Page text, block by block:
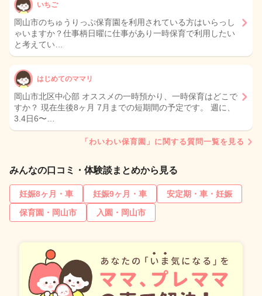
いちご
岡山市のちゅうりっぷ保育園を利用されている方はいらっし
ゃいますか？仕事柄日曜に仕事があり一時保育で利用したい
と考えてい…
はじめてのママリ
岡山市北区中心部 オススメの一時預かり、一時保育はどこで
すか？ 現在生後8ヶ月 7月までの短期間の予定です。 週に、
3.4日6〜…
「わいわい保育園」に関する質問一覧を見る
みんなの口コミ・体験談まとめから見る
妊娠8ヶ月・車 妊娠9ヶ月・車
安定期・車・妊娠
保育園・岡山市
入園・岡山市